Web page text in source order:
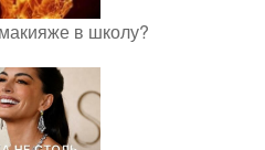
в школу?